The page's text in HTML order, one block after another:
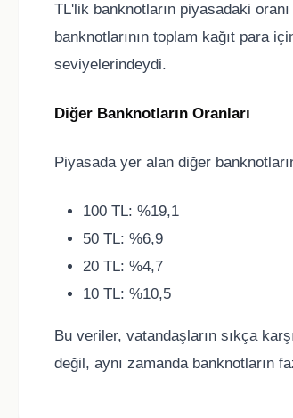
TL'lik banknotların piyasadaki
banknotlarının toplam kağıt para
seviyelerindeydi.
Diğer Banknotların Oranları
Piyasada yer alan diğer
100 TL: %19,1
50 TL: %6,9
20 TL: %4,7
10 TL: %10,5
Bu veriler, vatandaşların sıkça
değil, aynı zamanda banknotların